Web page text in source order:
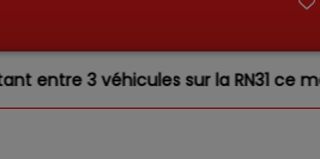
3 véhicules sur la RN31 ce matin